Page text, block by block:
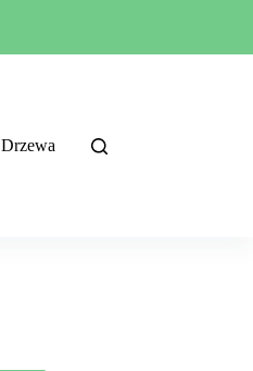
Drzewa